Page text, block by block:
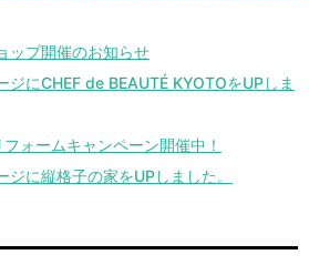
ップ開催のお知らせ
ジにCHEF de BEAUTÉ KYOTOをUPしま
フォームキャンペーン開催中！
ジに縦格子の家をUPしました。